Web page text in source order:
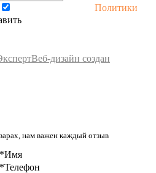
Политики
Веб-дизайн создан
нам важен каждый отзыв
*Имя
*Телефон